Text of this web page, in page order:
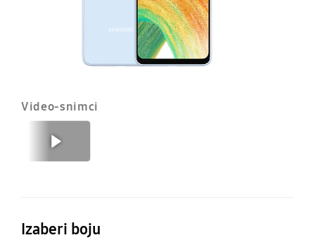
Video-snimci
Izaberi boju